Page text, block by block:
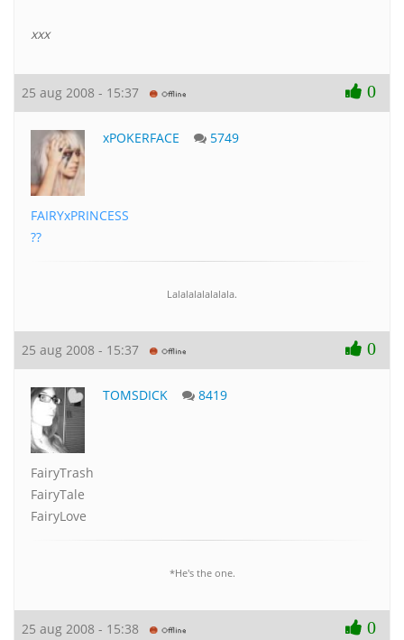
xxx
25 aug 2008 - 15:37 0
xPOKERFACE 5749
FAIRYxPRINCESS
??
Lalalalalalalala.
25 aug 2008 - 15:37 0
TOMSDICK 8419
FairyTrash
FairyTale
FairyLove
*He's the one.
25 aug 2008 - 15:38 0